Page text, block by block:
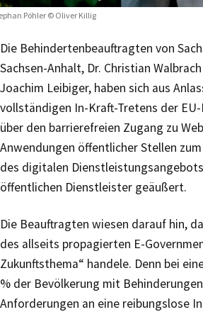
Pöhler © Oliver Killig
Die Behindertenbeauftragten von
Sachsen-Anhalt, Dr. Christian
Joachim Leibiger, haben sich aus
vollständigen In-Kraft-Tretens der
über den barrierefreien Zugang zu
Anwendungen öffentlicher Stellen
des digitalen
öffentlichen Dienstleister geäußert.
Die Beauftragten wiesen darauf hin,
des allseits propagierten E-
Zukunftsthema“ handele. Denn bei
% der Bevölkerung mit
Anforderungen an eine reibungslose